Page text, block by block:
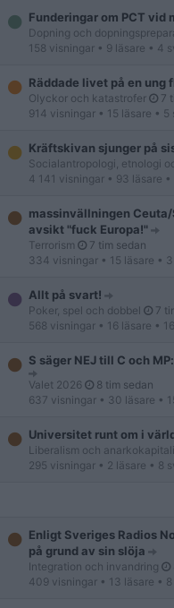
Funderingar om PCT vid
Dopning och
158 visningar • 9 läsare • 4
Räddade livet på en ung
Olyckor och katastrofer
7
914 visningar • 15 läsare • 5
Kräftskivan sjunger på
Socialantropologi, etnologi
4 141 visningar • 93 läsare
massinvällningen
avsikt "fuck Europa!"
Terrorism
7 tim sedan
334 visningar • 15 läsare •
Allt på svart!
Poker, spel och dobbel
7
568 visningar • 16 läsare •
S säger NEJ till C och
Valet 2026
8 tim sedan
637 visningar • 30 läsare •
Universitet runt om i
Liberalism och
295 visningar • 2 läsare • 8
Enligt Sveriges Radios
på grund av sin slöja
Integration och invandring
409 visningar • 13 läsare •